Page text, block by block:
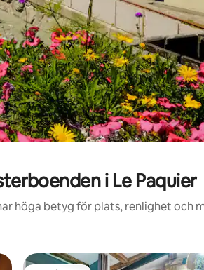
i Le Paquier
höga betyg för plats, renlighet och